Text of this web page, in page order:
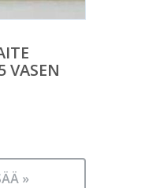
VASEN
»